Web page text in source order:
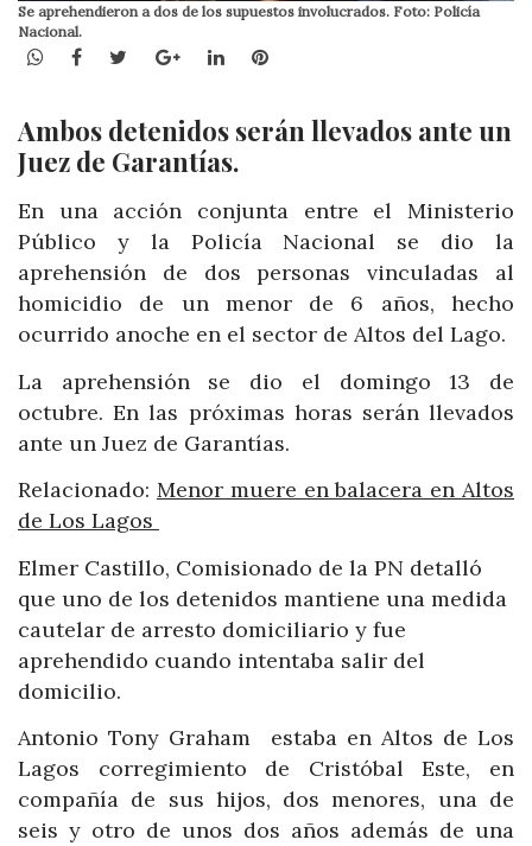
Se aprehendieron a dos de los supuestos involucrados. Foto: Policía
Nacional.
WhatsApp
Facebook
TwitterGoogle+LinkedInPinterest
Ambos detenidos serán llevados ante un
Juez de Garantías.
En una acción conjunta entre el Ministerio
Público y la Policía Nacional se dio la
aprehensión de dos personas vinculadas al
homicidio de un menor de 6 años, hecho
ocurrido anoche en el sector de Altos del Lago.
La aprehensión se dio el domingo 13 de
octubre. En las próximas horas serán llevados
ante un Juez de Garantías.
Relacionado: Menor muere en balacera en Altos
de Los Lagos
Elmer Castillo, Comisionado de la PN detalló
que uno de los detenidos mantiene una medida
cautelar de arresto domiciliario y fue
aprehendido cuando intentaba salir del
domicilio.
Antonio Tony Graham estaba en Altos de Los
Lagos corregimiento de Cristóbal Este, en
compañía de sus hijos, dos menores, una de
seis y otro de unos dos años además de una